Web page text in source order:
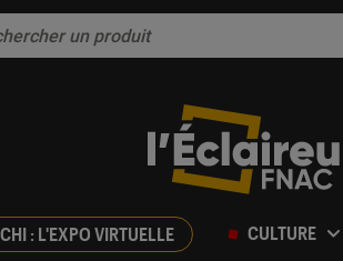
: L'EXPO VIRTUELLE CULTURE